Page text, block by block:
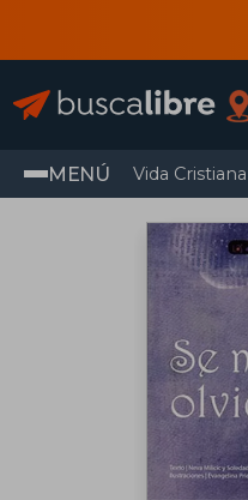
MENÚ Vida Cristiana